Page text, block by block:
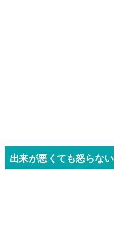
出来が悪くても怒らない